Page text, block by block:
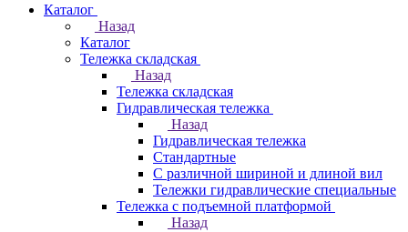
Каталог
Назад
Каталог
Тележка складская
Назад
Тележка складская
Гидравлическая тележка
Назад
Гидравлическая тележка
Стандартные
С различной шириной и длиной вил
Тележки гидравлические специальные
Тележка с подъемной платформой
Назад